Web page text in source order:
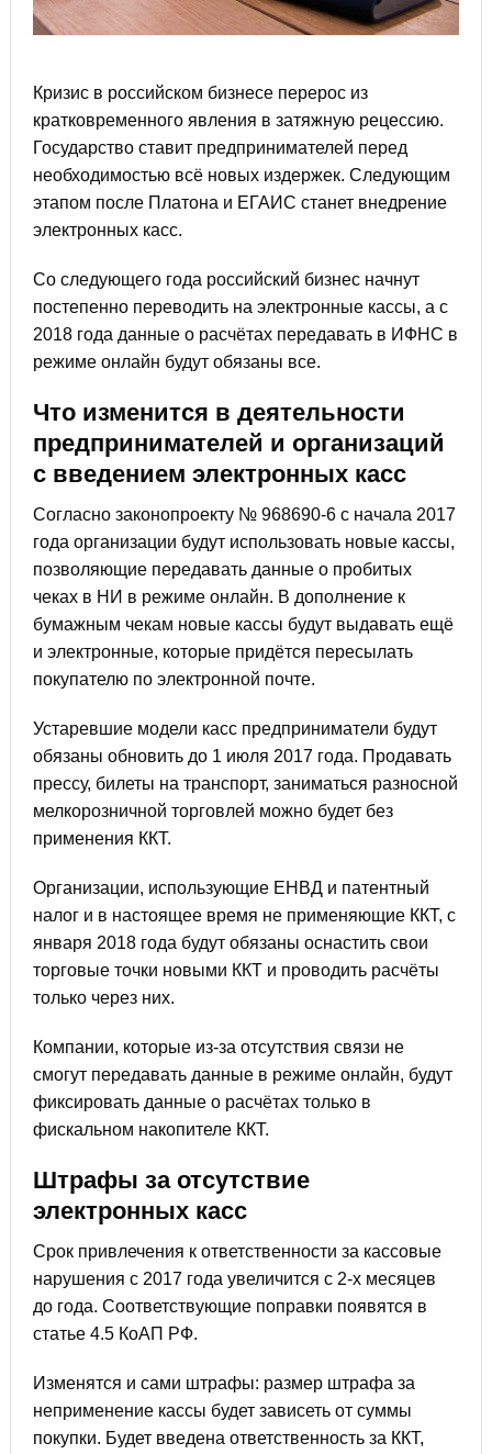
Кризис в российском бизнесе перерос из
кратковременного явления в затяжную рецессию.
Государство ставит предпринимателей перед
необходимостью всё новых издержек. Следующим
этапом после Платона и ЕГАИС станет внедрение
электронных касс.
Со следующего года российский бизнес начнут
постепенно переводить на электронные кассы, а с
2018 года данные о расчётах передавать в ИФНС в
режиме онлайн будут обязаны все.
Что изменится в деятельности
предпринимателей и организаций
с введением электронных касс
Согласно законопроекту № 968690-6 с начала 2017
года организации будут использовать новые кассы,
позволяющие передавать данные о пробитых
чеках в НИ в режиме онлайн. В дополнение к
бумажным чекам новые кассы будут выдавать ещё
и электронные, которые придётся пересылать
покупателю по электронной почте.
Устаревшие модели касс предприниматели будут
обязаны обновить до 1 июля 2017 года. Продавать
прессу, билеты на транспорт, заниматься разносной
мелкорозничной торговлей можно будет без
применения ККТ.
Организации, использующие ЕНВД и патентный
налог и в настоящее время не применяющие ККТ, с
января 2018 года будут обязаны оснастить свои
торговые точки новыми ККТ и проводить расчёты
только через них.
Компании, которые из-за отсутствия связи не
смогут передавать данные в режиме онлайн, будут
фиксировать данные о расчётах только в
фискальном накопителе ККТ.
Штрафы за отсутствие
электронных касс
Срок привлечения к ответственности за кассовые
нарушения с 2017 года увеличится с 2-х месяцев
до года. Соответствующие поправки появятся в
статье 4.5 КоАП РФ.
Изменятся и сами штрафы: размер штрафа за
неприменение кассы будет зависеть от суммы
покупки. Будет введена ответственность за ККТ,